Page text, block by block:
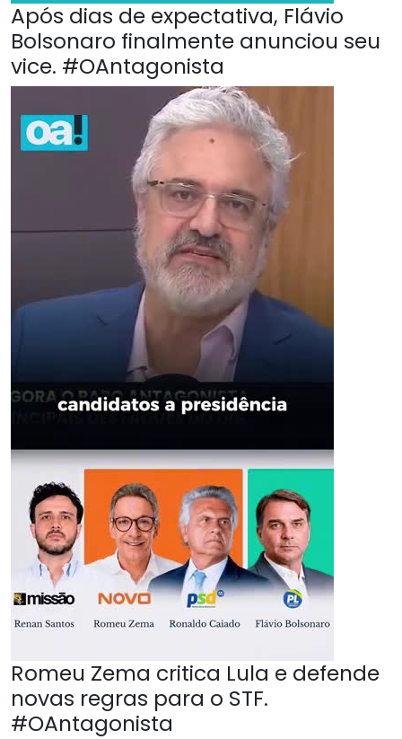
Após dias de expectativa, Flávio
Bolsonaro finalmente anunciou seu
vice. #OAntagonista
Romeu Zema critica Lula e defende
novas regras para o STF.
#OAntagonista